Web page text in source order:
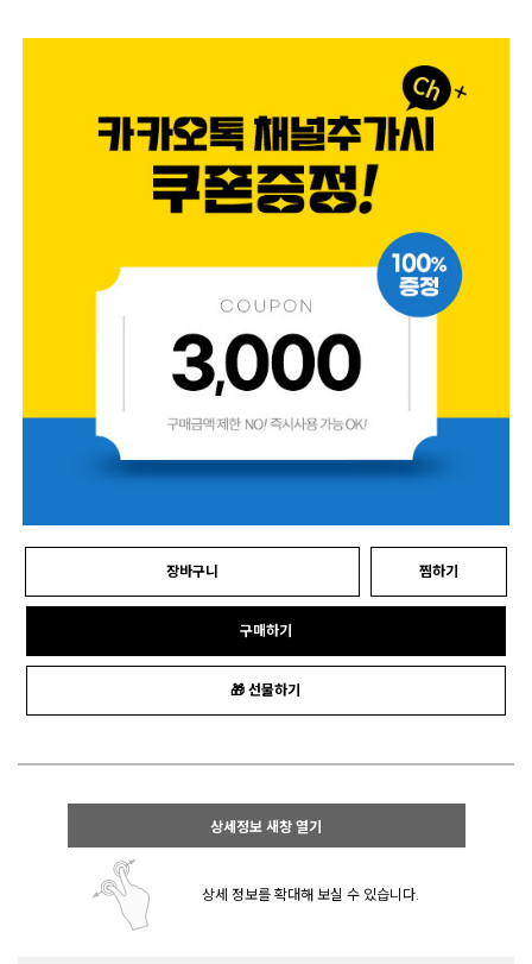
장바구니 찜하기
구매하기
🎁 선물하기
상세정보 새창 열기
상세 정보를 확대해 보실 수 있습니다.